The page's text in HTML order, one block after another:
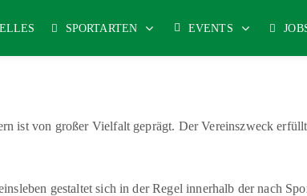
SPORTARTEN EVENTS
ist von großer Vielfalt geprägt. Der Vereinszweck
gestaltet sich in der Regel innerhalb der nach